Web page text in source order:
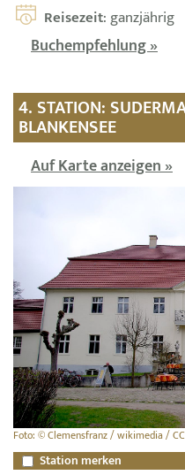
Reisezeit: ganzjährig
Buchempfehlung »
4. STATION:
BLANKENSEE
Auf Karte anzeigen »
Foto: © Clemensfranz / wikimedia / CC
Station merken